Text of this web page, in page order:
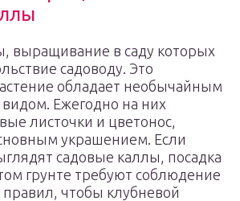
выращивание в саду которых
садоводу. Это
обладает необычайным
Ежегодно на них
листочки и цветонос,
украшением. Если
садовые каллы, посадка
грунте требуют соблюдение
чтобы клубневой